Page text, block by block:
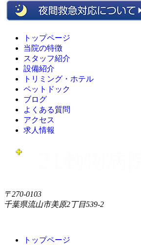
トップページ
当院の特徴
スタッフ紹介
設備紹介
トリミング・ホテル
ペットドック
ブログ
よくある質問
アクセス
求人情報
〒270-0103
千葉県流山市美原2丁目539-2
トップページ